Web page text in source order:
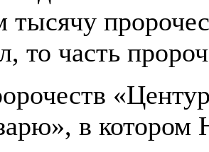
тысячу
то часть
в котором